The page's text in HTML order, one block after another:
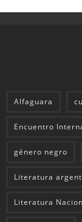
Alfaguara
Encuentro
género negro
Literatura
Literatura